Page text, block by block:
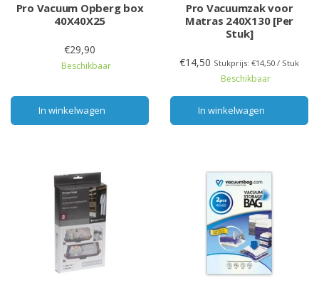
Pro Vacuum Opberg box
40X40X25
€29,90
Beschikbaar
In winkelwagen
Pro Vacuumzak voor
Matras 240X130 [Per
Stuk]
€14,50 Stukprijs: €14,50 / Stuk
Beschikbaar
In winkelwagen